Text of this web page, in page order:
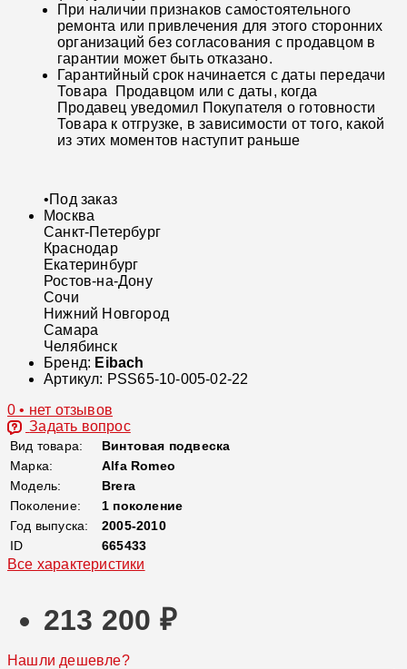
При наличии признаков самостоятельного
ремонта или привлечения для этого сторонних
организаций без согласования с продавцом в
гарантии может быть отказано.
Гарантийный срок начинается с даты передачи
Товара Продавцом или с даты, когда
Продавец уведомил Покупателя о готовности
Товара к отгрузке, в зависимости от того, какой
из этих моментов наступит раньше
•Под заказ
Москва
Санкт-Петербург
Краснодар
Екатеринбург
Ростов-на-Дону
Сочи
Нижний Новгород
Самара
Челябинск
Бренд: Eibach
Артикул: PSS65-10-005-02-22
0 • нет отзывов
Задать вопрос
Вид товара:
Винтовая подвеска
Марка:
Alfa Romeo
Модель:
Brera
Поколение:
1 поколение
Год выпуска:
2005-2010
ID
665433
Все характеристики
213 200 ₽
Нашли дешевле?